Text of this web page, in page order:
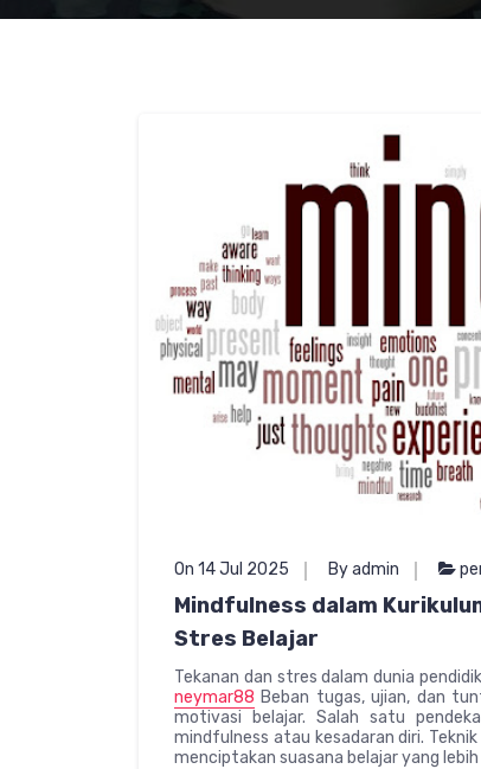
On 14 Jul 2025 By admin
Mindfulness dalam
Stres Belajar
Tekanan dan stres dalam dunia
neymar88 Beban tugas, ujian, dan
motivasi belajar. Salah satu
mindfulness atau kesadaran diri.
menciptakan suasana belajar yang